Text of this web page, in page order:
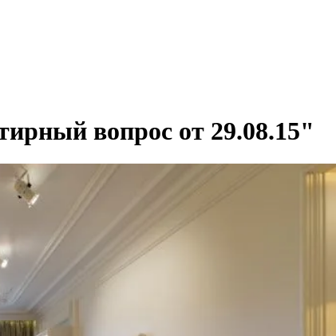
вопрос от 29.08.15"